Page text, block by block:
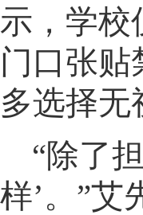
示，学校
门口张贴
多选择无
“除了
样’。”艾